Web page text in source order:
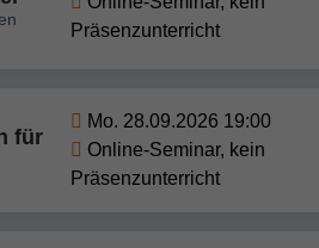
Präsenzunterricht
für
Mo. 28.09.2026 19:00
Online-Seminar, kein
Präsenzunterricht